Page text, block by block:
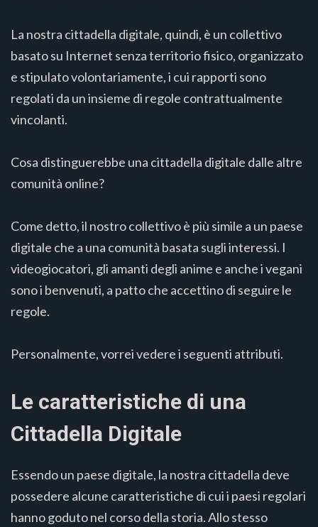
La nostra cittadella digitale, quindi, è un collettivo
basato su Internet senza territorio fisico, organizzato
e stipulato volontariamente, i cui rapporti sono
regolati da un insieme di regole contrattualmente
vincolanti.
Cosa distinguerebbe una cittadella digitale dalle altre
comunità online?
Come detto, il nostro collettivo è più simile a un paese
digitale che a una comunità basata sugli interessi. I
videogiocatori, gli amanti degli anime e anche i vegani
sono i benvenuti, a patto che accettino di seguire le
regole.
Personalmente, vorrei vedere i seguenti attributi.
Le caratteristiche di una
Cittadella Digitale
Essendo un paese digitale, la nostra cittadella deve
possedere alcune caratteristiche di cui i paesi regolari
hanno goduto nel corso della storia. Allo stesso